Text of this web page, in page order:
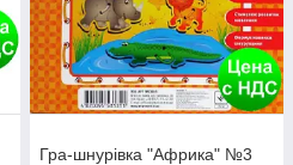
Гра-шнурівка "Африка" №3